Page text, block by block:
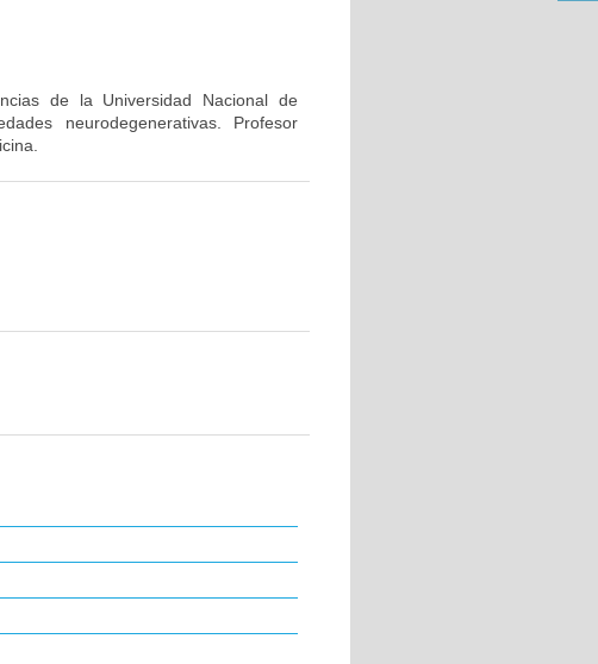
de la Universidad Nacional de
neurodegenerativas. Profesor